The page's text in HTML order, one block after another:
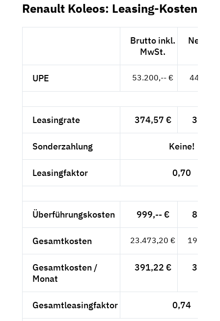
Renault Koleos: Leasing-Kosten
Brutto inkl.
MwSt.
Netto
UPE 53.200,-- €
Leasingrate 374,57 €
Sonderzahlung Keine!
Leasingfaktor 0,70
Überführungskosten 999,-- €
Gesamtkosten 23.473,20 €
Gesamtkosten /
Monat
391,22 €
Gesamtleasingfaktor 0,74